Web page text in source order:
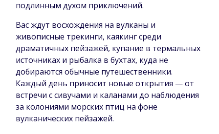
подлинным духом приключений.
Вас ждут восхождения на вулканы и
живописные трекинги, каякинг среди
драматичных пейзажей, купание в термальных
источниках и рыбалка в бухтах, куда не
добираются обычные путешественники.
Каждый день приносит новые открытия — от
встречи с сивучами и каланами до наблюдения
за колониями морских птиц на фоне
вулканических пейзажей.